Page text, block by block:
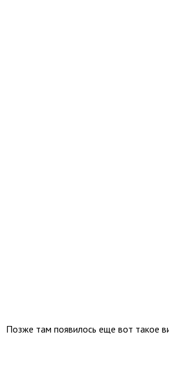
Позже там появилось еще вот такое